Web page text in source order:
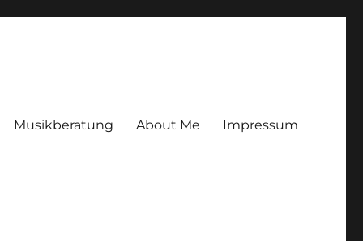
Musikberatung About Me Impressum